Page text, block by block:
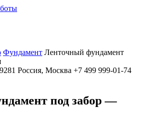
Фундамент Ленточный фундамент
Россия, Москва +7 499 999-01-74
под забор —